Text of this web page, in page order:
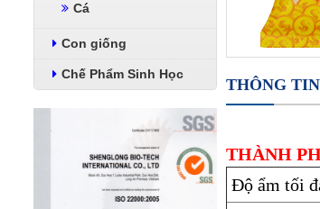
Cá
Con giống
Chế Phẩm Sinh Học
THÔNG
THÀNH
Độ ẩm tối